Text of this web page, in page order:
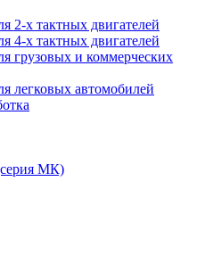
2-х тактных двигателей
4-х тактных двигателей
грузовых и коммерческих
легковых автомобилей
МК)